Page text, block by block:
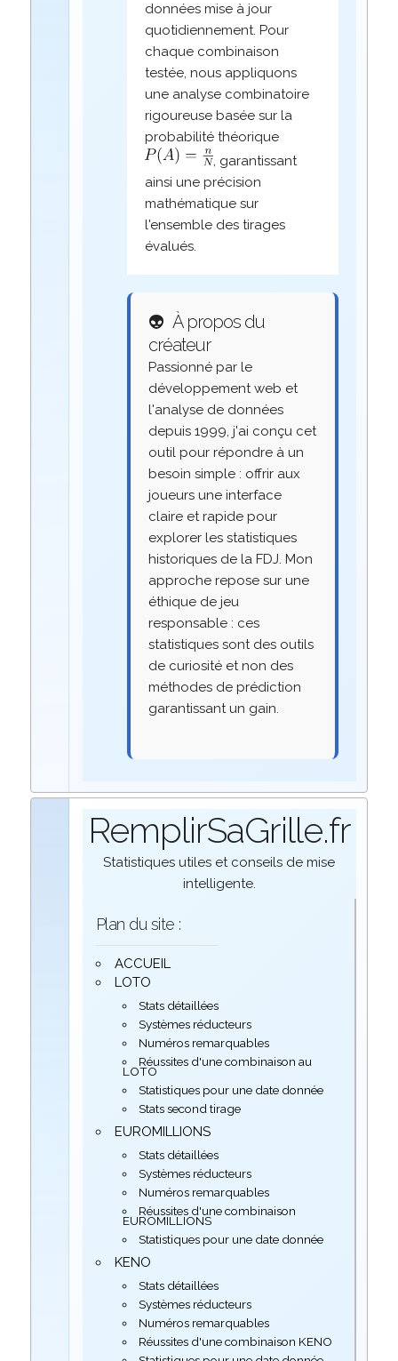
données mise à jour
quotidiennement. Pour
chaque combinaison
testée, nous appliquons
une analyse combinatoire
rigoureuse basée sur la
probabilité théorique
, garantissant
ainsi une précision
mathématique sur
l'ensemble des tirages
évalués.
👽 À propos du
créateur
Passionné par le
développement web et
l'analyse de données
depuis 1999, j'ai conçu cet
outil pour répondre à un
besoin simple : offrir aux
joueurs une interface
claire et rapide pour
explorer les statistiques
historiques de la FDJ. Mon
approche repose sur une
éthique de jeu
responsable : ces
statistiques sont des outils
de curiosité et non des
méthodes de prédiction
garantissant un gain.
RemplirSaGrille.fr
Statistiques utiles et conseils de mise
intelligente.
Plan du site :
ACCUEIL
LOTO
Stats détaillées
Systèmes réducteurs
Numéros remarquables
Réussites d'une combinaison au
LOTO
Statistiques pour une date donnée
Stats second tirage
EUROMILLIONS
Stats détaillées
Systèmes réducteurs
Numéros remarquables
Réussites d'une combinaison
EUROMILLIONS
Statistiques pour une date donnée
KENO
Stats détaillées
Systèmes réducteurs
Numéros remarquables
Réussites d'une combinaison KENO